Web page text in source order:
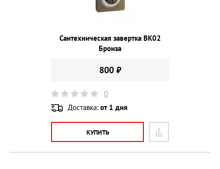
Сантехническая завертка BK02
Бронза
800 ₽
0
Доставка: от 1 дня
КУПИТЬ